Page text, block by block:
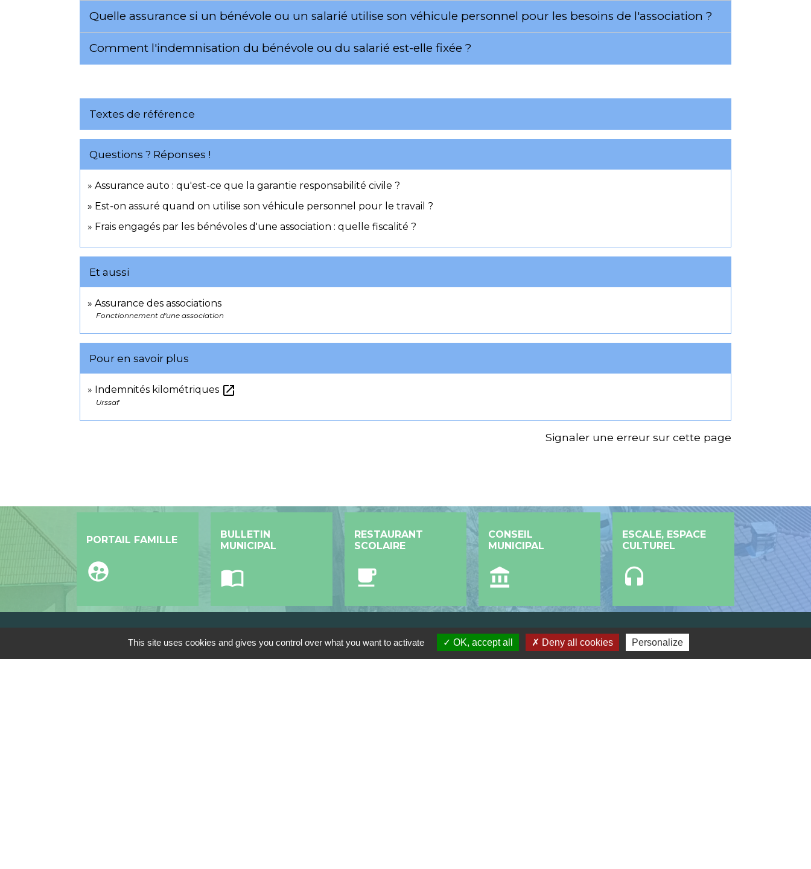
Quelle assurance si un bénévole ou un salarié utilise son véhicule personnel pour les besoins de l'association ?
Comment l'indemnisation du bénévole ou du salarié est-elle fixée ?
Textes de référence
Questions ? Réponses !
Assurance auto : qu'est-ce que la garantie responsabilité civile ?
Est-on assuré quand on utilise son véhicule personnel pour le travail ?
Frais engagés par les bénévoles d'une association : quelle fiscalité ?
Et aussi
Assurance des associations
Fonctionnement d'une association
Pour en savoir plus
Indemnités kilométriques open_in_new
Urssaf
Signaler une erreur sur cette page
PORTAIL FAMILLE
supervised_user_circle
BULLETIN
MUNICIPAL
import_contacts
RESTAURANT
SCOLAIRE
local_cafe
CONSEIL
MUNICIPAL
account_balance
ESCALE, ESPACE
CULTUREL
headset
Contacts Horaires Réseaux sociaux
This site uses cookies and gives you control over what you want to activate OK, accept all Deny all cookies Personalize